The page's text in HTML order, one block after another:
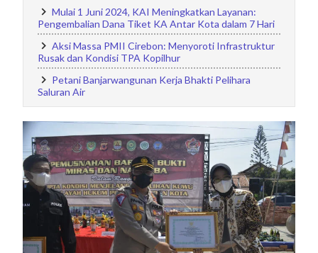
Mulai 1 Juni 2024, KAI Meningkatkan Layanan:
Pengembalian Dana Tiket KA Antar Kota dalam 7 Hari
Aksi Massa PMII Cirebon: Menyoroti Infrastruktur
Rusak dan Kondisi TPA Kopilhur
Petani Banjarwangunan Kerja Bhakti Pelihara
Saluran Air